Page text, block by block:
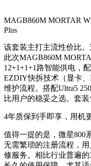
MAGB860M MORTAR
Plus
该套装主打主流性价比
此次MAGB860M
12+1+1+1路智能供电，
EZDIY快拆技术（显卡
维护流程。搭配Ultra5
比用户的稳妥之选。套装
4年质保到手即享，用机
值得一提的是，微星800
无需繁琐的注册流程，
修服务。相比行业普遍